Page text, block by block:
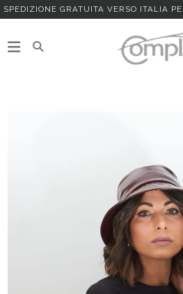
SPEDIZIONE GRATUITA VERSO ITALIA